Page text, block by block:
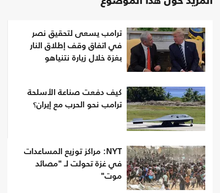
ترامب يسعى لتحقيق نصر
في اتفاق وقف إطلاق النار
بغزة خلال زيارة نتنياهو
كيف دفعت صناعة الأسلحة
ترامب نحو الحرب مع إيران؟
NYT: مراكز توزيع المساعدات
في غزة تحولت لـ "مصائد
موت"